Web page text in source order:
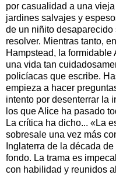
por casualidad a una
jardines salvajes y
de un niñito desaparecido
resolver. Mientras tanto,
Hampstead, la
una vida tan
policíacas que escribe.
empieza a hacer
intento por desenterrar la
los que Alice ha pasado
La crítica ha dicho... «La
sobresale una vez más
Inglaterra de la década
fondo. La trama es
con habilidad y reunidos